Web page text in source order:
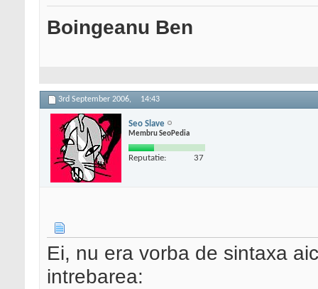
Boingeanu Ben
3rd September 2006, 14:43
Seo Slave
Membru SeoPedia
Reputatie: 37
Ei, nu era vorba de sintaxa
intrebarea: